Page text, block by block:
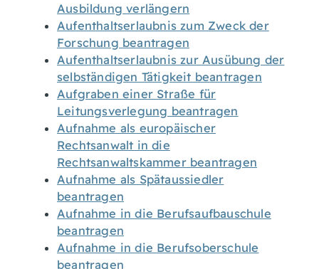
Ausbildung verlängern
Aufenthaltserlaubnis zum Zweck der
Forschung beantragen
Aufenthaltserlaubnis zur Ausübung der
selbständigen Tätigkeit beantragen
Aufgraben einer Straße für
Leitungsverlegung beantragen
Aufnahme als europäischer
Rechtsanwalt in die
Rechtsanwaltskammer beantragen
Aufnahme als Spätaussiedler
beantragen
Aufnahme in die Berufsaufbauschule
beantragen
Aufnahme in die Berufsoberschule
beantragen